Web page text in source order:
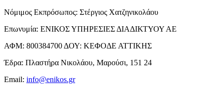
Νόμιμος Εκπρόσωπος: Στέργιος Χατζηνικολάου
Επωνυμία: ΕΝΙΚΟΣ ΥΠΗΡΕΣΙΕΣ ΔΙΑΔΙΚΤΥΟΥ ΑΕ
ΑΦΜ: 800384700 ΔΟΥ: ΚΕΦΟΔΕ ΑΤΤΙΚΗΣ
Έδρα: Πλαστήρα Νικολάου, Μαρούσι, 151 24
Email: info@enikos.gr